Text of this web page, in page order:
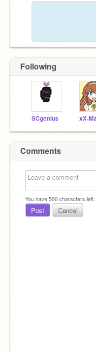
Following
SCgenius
Comments
You have500characters left.
Post Cancel